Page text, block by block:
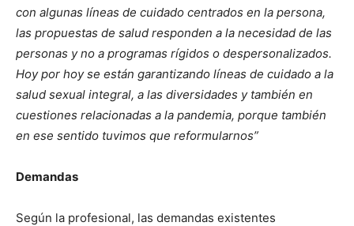
con algunas líneas de cuidado centrados en la persona,
las propuestas de salud responden a la necesidad de las
personas y no a programas rígidos o despersonalizados.
Hoy por hoy se están garantizando líneas de cuidado a la
salud sexual integral, a las diversidades y también en
cuestiones relacionadas a la pandemia, porque también
en ese sentido tuvimos que reformularnos”
Demandas
Según la profesional, las demandas existentes